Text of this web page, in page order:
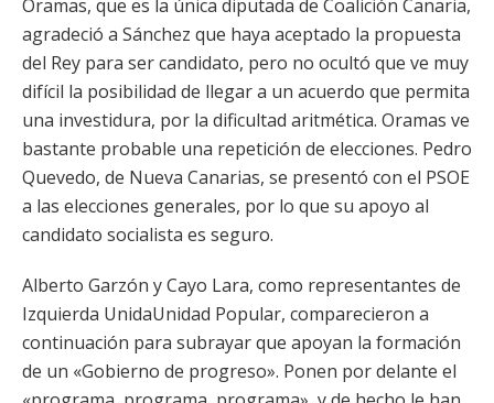
Oramas, que es la única diputada de Coalición Canaria,
agradeció a Sánchez que haya aceptado la propuesta
del Rey para ser candidato, pero no ocultó que ve muy
difícil la posibilidad de llegar a un acuerdo que permita
una investidura, por la dificultad aritmética. Oramas ve
bastante probable una repetición de elecciones. Pedro
Quevedo, de Nueva Canarias, se presentó con el PSOE
a las elecciones generales, por lo que su apoyo al
candidato socialista es seguro.
Alberto Garzón y Cayo Lara, como representantes de
Izquierda UnidaUnidad Popular, comparecieron a
continuación para subrayar que apoyan la formación
de un «Gobierno de progreso». Ponen por delante el